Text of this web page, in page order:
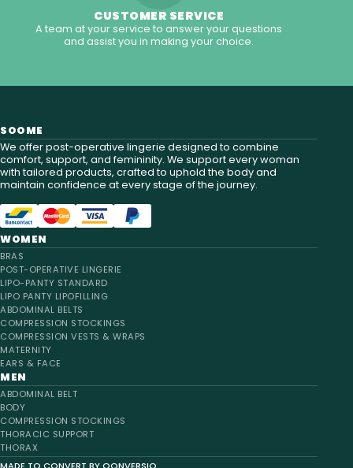
CUSTOMER SERVICE
A team at your service to answer your questions
and assist you in making your choice.
MEN
ABDOMINAL BELT
BODY
COMPRESSION STOCKINGS
THORACIC SUPPORT
THORAX
WOMEN
BRAS
POST-OPERATIVE LINGERIE
LIPO-PANTY STANDARD
LIPO PANTY LIPOFILLING
ABDOMINAL BELTS
COMPRESSION STOCKINGS
COMPRESSION VESTS & WRAPS
MATERNITY
EARS & FACE
SOOME
We offer post-operative lingerie designed to combine
comfort, support, and femininity. We support every woman
with tailored products, crafted to uphold the body and
maintain confidence at every stage of the journey.